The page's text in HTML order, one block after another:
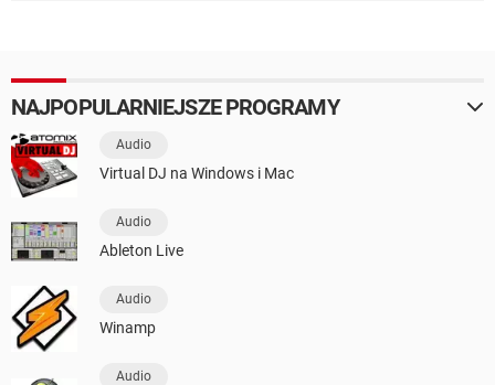
NAJPOPULARNIEJSZE PROGRAMY
Audio
Virtual DJ na Windows i Mac
Audio
Ableton Live
Audio
Winamp
Audio